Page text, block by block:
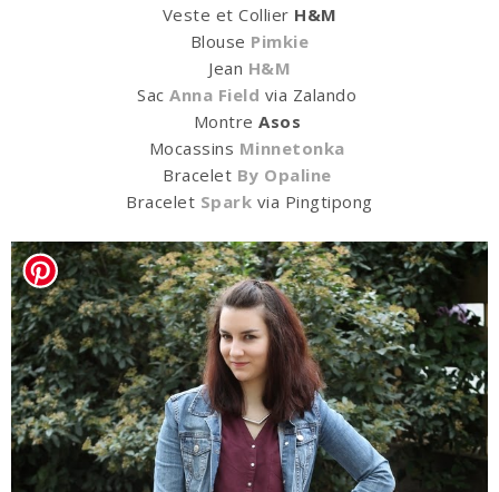
Veste et Collier H&M
Blouse Pimkie
Jean H&M
SacAnna Field via Zalando
Montre Asos
Mocassins Minnetonka
Bracelet By Opaline
Bracelet Spark via Pingtipong